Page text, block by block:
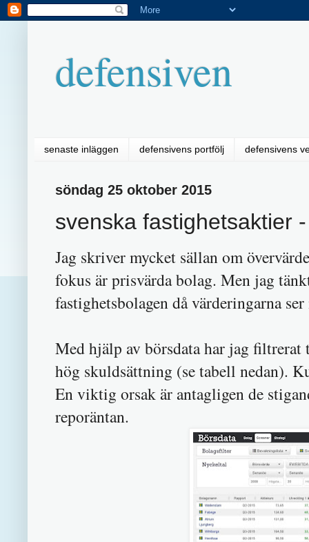
defensiven
senaste inläggen defensivens portfölj defensivens
söndag 25 oktober 2015
svenska fastighetsaktier
Jag skriver mycket sällan om
fokus är prisvärda bolag. Men jag
fastighetsbolagen då värderingarna
Med hjälp av börsdata har jag
hög skuldsättning (se tabell nedan).
En viktig orsak är antagligen de
reporäntan.